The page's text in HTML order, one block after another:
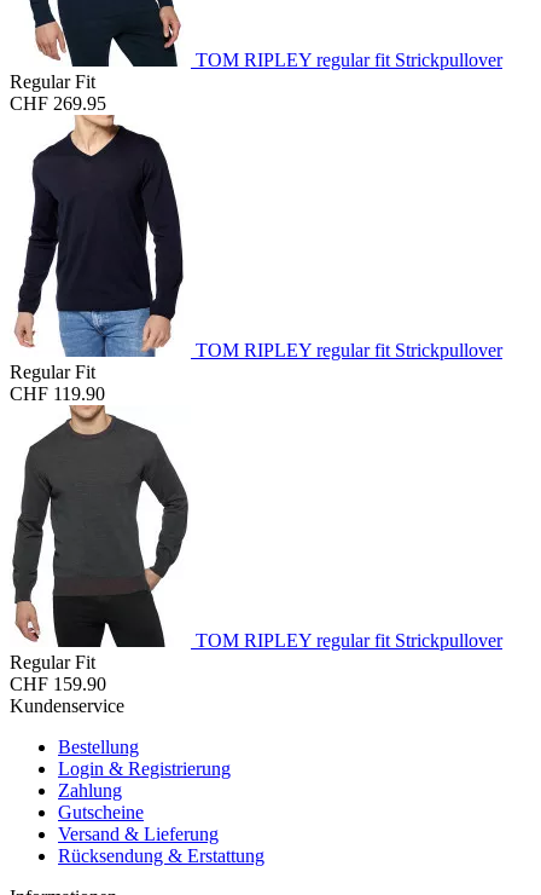
TOM RIPLEY regular fit Strickpullover
Regular Fit
CHF 269.95
TOM RIPLEY regular fit Strickpullover
Regular Fit
CHF 119.90
TOM RIPLEY regular fit Strickpullover
Regular Fit
CHF 159.90
Kundenservice
Bestellung
Login & Registrierung
Zahlung
Gutscheine
Versand & Lieferung
Rücksendung & Erstattung